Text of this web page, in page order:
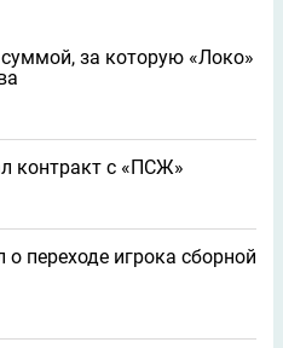
за которую «Локо»
контракт с «ПСЖ»
о переходе игрока сборной